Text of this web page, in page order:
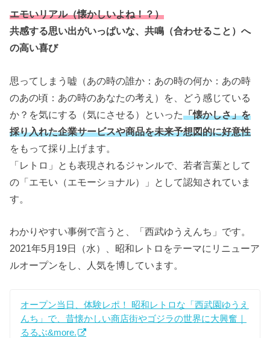
エモいリアル（懐かしいよね！？）
共感する思い出がいっぱいな、共鳴（合わせること）へ
の高い喜び
思ってしまう嘘（あの時の誰か：あの時の何か：あの時
のあの頃：あの時のあなたの考え）を、どう感じている
か？を気にする（気にさせる）といった「懐かしさ」を
採り入れた企業サービスや商品を未来予想図的に好意性
をもって採り上げます。
「レトロ」とも表現されるジャンルで、若者言葉として
の「エモい（エモーショナル）」として認知されていま
す。
わかりやすい事例で言うと、「西武ゆうえんち」です。
2021年5月19日（水）、昭和レトロをテーマにリニューア
ルオープンをし、人気を博しています。
オープン当日、体験レポ！ 昭和レトロな「西武園ゆうえ
んち」で、昔懐かしい商店街やゴジラの世界に大興奮｜
るるぶ&more.